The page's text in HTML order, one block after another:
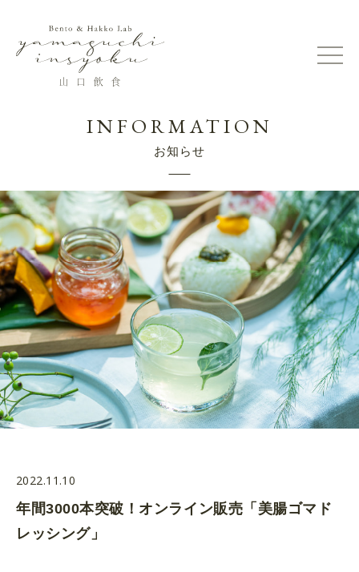
INFORMATION
お知らせ
2022.11.10
年間3000本突破！オンライン販売「美腸ゴマド
レッシング」